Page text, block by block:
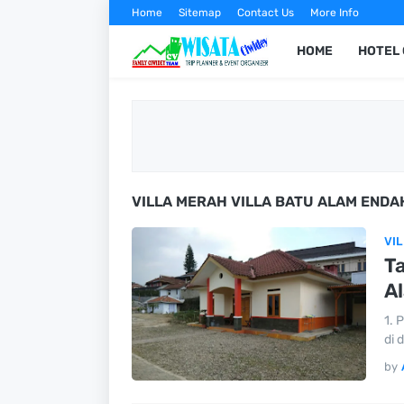
Home Sitemap Contact Us More Info
HOME HOTEL
VILLA MERAH VILLA BATU ALAM
1.
di
by